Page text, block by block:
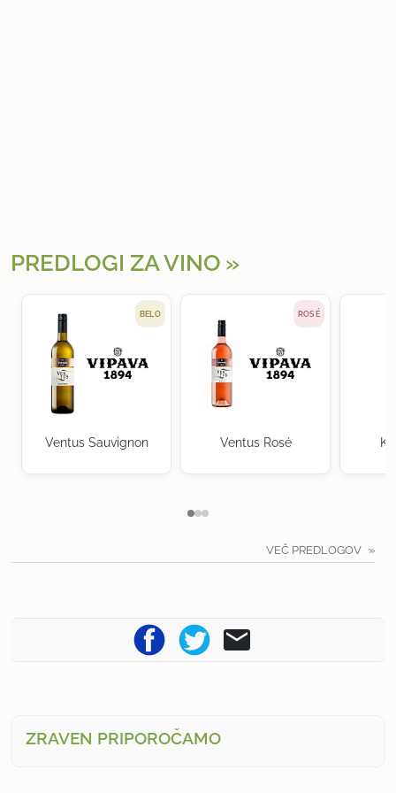
PREDLOGI ZA VINO
BELO
Ventus Sauvignon
ROSÉ
Ventus Rosé
VEČ PREDLOGOV
ZRAVEN PRIPOROČAMO